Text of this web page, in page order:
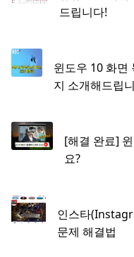
드립니다!
윈도우 10 화면
지 소개해드립
[해결 완료]
요?
인스타
문제 해결법